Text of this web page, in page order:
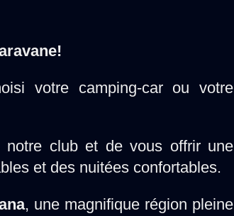
votre camping-car ou votre
notre club et de vous offrir une
et des nuitées confortables.
, une magnifique région pleine